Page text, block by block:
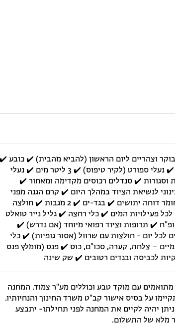
וצהריים ליום הראשון (להביא מהבית) ✔️ כובע ✔️
כובע רזרבי ✔️ נעלי ספורט (לקיר טיפוס) ✔️ 3 ליטר מים ✔️ נעלי
וסגורות ✔️ סנדלים רכוסים מקדימה ומאחור ✔️
לנשיאת הציוד במהלך היום ✔️ קרם הגנה מפני
השמש ✔️ חומר דוחה יתושים ✔️ בגד-ים ✔️ 2 מגבות ✔️ חולצה
לכל פעילויות המים ✔️ כלי רחצה ✔️ גליל נייר טואלט
✔️ תרופות וציוד רפואי מיוחד (אם נדרש) ✔️
לכל יום - חולצות עם שרוול (אסור גופיות) ✔️ כלי
– צלחת, קערה, סכו"ם, כוס ✔️ פנס (מומלץ פנס
לכביסה ובגדים רטובים ✔️ שק שינה
עם מוקד טבע וכוללים מע"ר צמוד. המחנה
על בסיס אישור קב"ט משרד החינוך והנחיותיו.
יהיה לקיים את המחנה לפני תחילתו- יתבצע
מלא של התשלום.